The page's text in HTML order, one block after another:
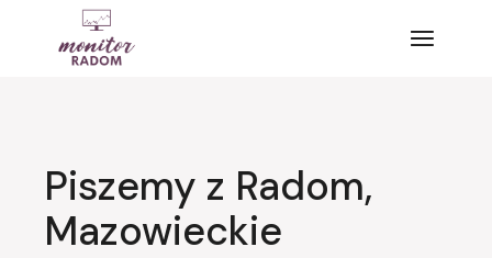
Piszemy z Radom,
Mazowieckie